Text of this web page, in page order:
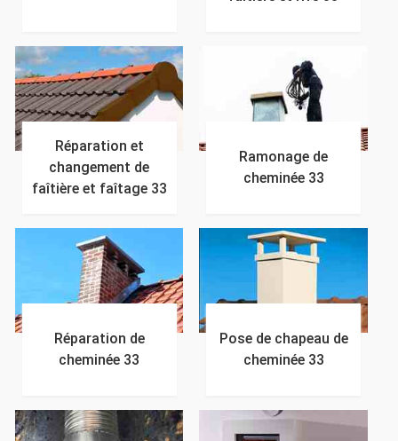
Réparation et
changement de
faîtière et faîtage 33
Ramonage de
cheminée 33
Réparation de
cheminée 33
Pose de chapeau de
cheminée 33